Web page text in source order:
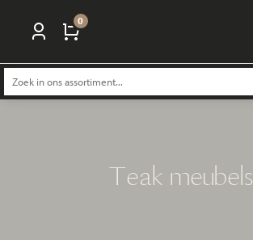
0
Zoeken
naar:
Teak meubels